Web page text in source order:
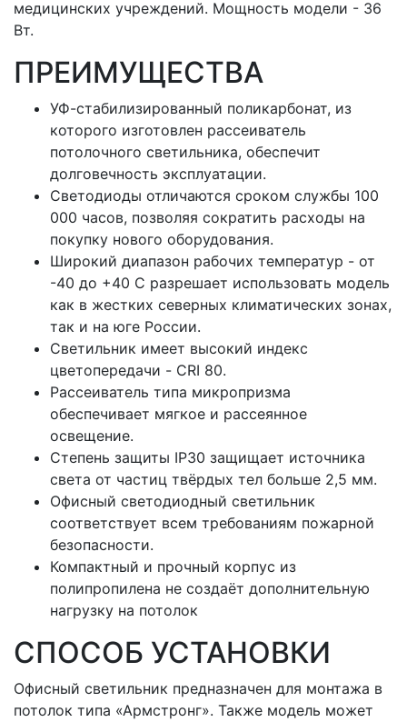
медицинских учреждений. Мощность модели - 36
Вт.
ПРЕИМУЩЕСТВА
УФ-стабилизированный поликарбонат, из
которого изготовлен рассеиватель
потолочного светильника, обеспечит
долговечность эксплуатации.
Светодиоды отличаются сроком службы 100
000 часов, позволяя сократить расходы на
покупку нового оборудования.
Широкий диапазон рабочих температур - от
-40 до +40 С разрешает использовать модель
как в жестких северных климатических зонах,
так и на юге России.
Светильник имеет высокий индекс
цветопередачи - CRI 80.
Рассеиватель типа микропризма
обеспечивает мягкое и рассеянное
освещение.
Степень защиты IP30 защищает источника
света от частиц твёрдых тел больше 2,5 мм.
Офисный светодиодный светильник
соответствует всем требованиям пожарной
безопасности.
Компактный и прочный корпус из
полипропилена не создаёт дополнительную
нагрузку на потолок
СПОСОБ УСТАНОВКИ
Офисный светильник предназначен для монтажа в
потолок типа «Армстронг». Также модель может